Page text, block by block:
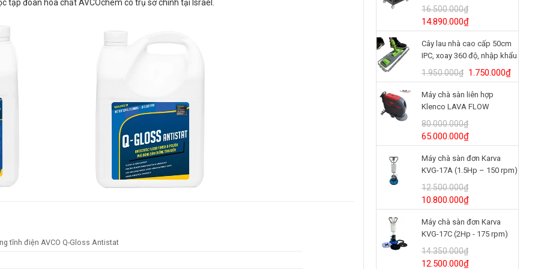
BRUTE® 3 tầng
Model/SKU: 2196862
16.500.000₫
Giá
gốc
là:
16.500.000₫.
14.890.000₫Giá
hiện
tại
là:
14.890.000₫.
Cây lau nhà cao cấp 50cm
IPC, xoay 360 độ, nhập khẩu
Italy
1.950.000₫ Giá
gốc
là:
1.950.000₫.
1.750.000₫Giá
hiện
Máy chà sàn liên hợp
Klenco LAVA FLOW
(24V/125Ah)
80.000.000₫
Giá
gốc
là:
80.000.000₫.
65.000.000₫Giá
hiện
tại
là:
Máy chà sàn đơn Karva
KVG-17A (1.5Hp – 150 rpm)
12.500.000₫
Giá
gốc
là:
12.500.000₫.
10.800.000₫Giá
hiện
tại
là:
Máy chà sàn đơn Karva
KVG-17C (2Hp - 175 rpm)
14.350.000₫
Giá
12.500.000₫Giá
tập đoàn hóa chất AVCOchem có trụ sở chính tại Israel.
tĩnh điện AVCO Q-Gloss Antistat